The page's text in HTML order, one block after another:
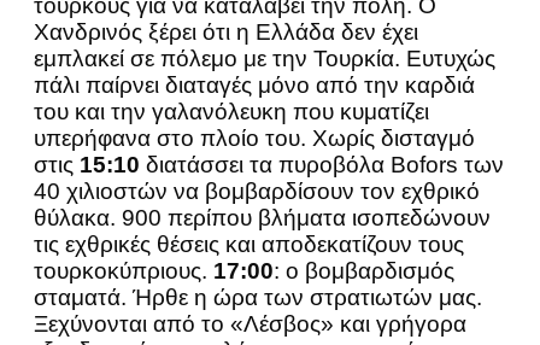
Χανδρινός ξέρει ότι η Ελλάδα δεν έχει
εμπλακεί σε πόλεμο με την Τουρκία. Ευτυχώς
πάλι παίρνει διαταγές μόνο από την καρδιά
του και την γαλανόλευκη που κυματίζει
υπερήφανα στο πλοίο του. Χωρίς δισταγμό
στις 15:10 διατάσσει τα πυροβόλα Bofors των
40 χιλιοστών να βομβαρδίσουν τον εχθρικό
θύλακα. 900 περίπου βλήματα ισοπεδώνουν
τις εχθρικές θέσεις και αποδεκατίζουν τους
τουρκοκύπριους. 17:00: ο βομβαρδισμός
σταματά. Ήρθε η ώρα των στρατιωτών μας.
Ξεχύνονται από το «Λέσβος» και γρήγορα